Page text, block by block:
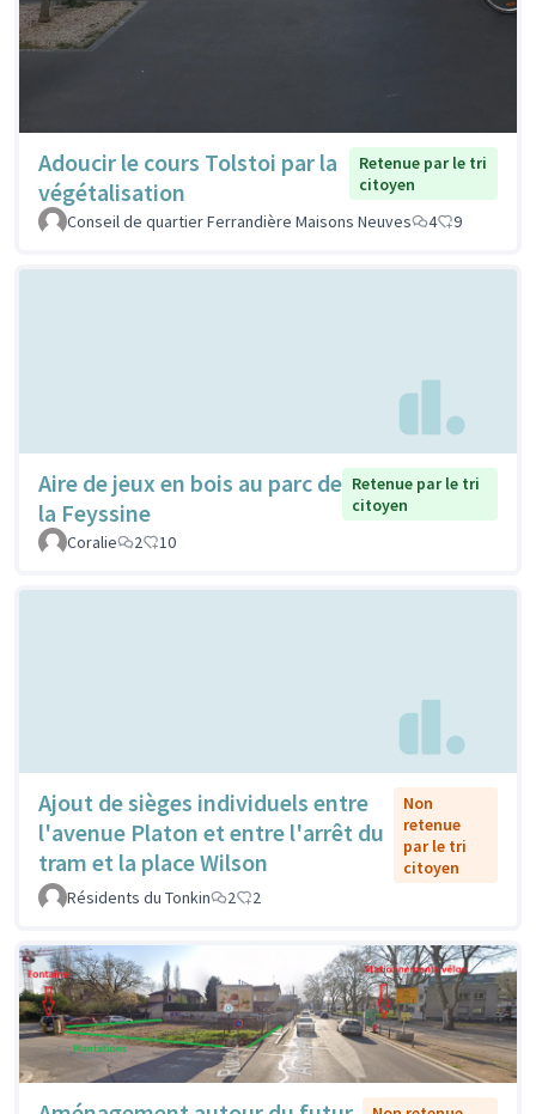
Adoucir le cours Tolstoi par la
végétalisation
Retenue par le tri
citoyen
Conseil de quartier Ferrandière Maisons Neuves
4 9
Aire de jeux en bois au parc de
la Feyssine
Retenue par le tri
citoyen
Coralie
2 10
Ajout de sièges individuels entre
l'avenue Platon et entre l'arrêt du
tram et la place Wilson
Non
retenue
par le tri
citoyen
Résidents du Tonkin
2 2